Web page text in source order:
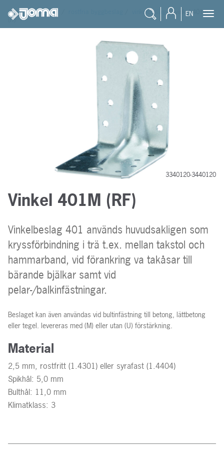
EN
joma / produkter vinkelbeslag /
vinkel 401m
(rf)
3340120-3440120
Vinkel 401M (RF)
Vinkelbeslag 401 används huvudsakligen som
kryssförbindning i trä t.ex. mellan takstol och
hammarband, vid förankring va takåsar till
bärande bjälkar samt vid
pelar-/balkinfästningar.
Beslaget kan även användas vid bultinfästning till betong, lättbetong
eller tegel. levereras med (M) eller utan (U) förstärkning.
Material
2,5 mm, rostfritt (1.4301) eller syrafast (1.4404)
Spikhål: 5,0 mm
Bulthål: 11,0 mm
Klimatklass: 3